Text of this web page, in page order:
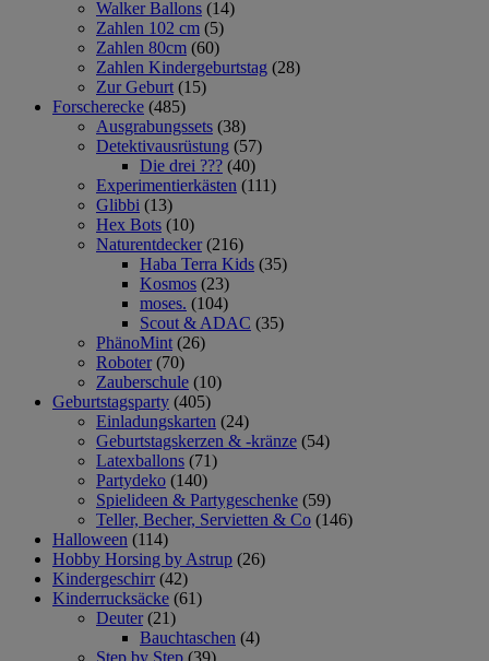
Walker Ballons (14)
Zahlen 102 cm (5)
Zahlen 80cm (60)
Zahlen Kindergeburtstag (28)
Zur Geburt (15)
Forscherecke (485)
Ausgrabungssets (38)
Detektivausrüstung (57)
Die drei ??? (40)
Experimentierkästen (111)
Glibbi (13)
Hex Bots (10)
Naturentdecker (216)
Haba Terra Kids (35)
Kosmos (23)
moses. (104)
Scout & ADAC (35)
PhänoMint (26)
Roboter (70)
Zauberschule (10)
Geburtstagsparty (405)
Einladungskarten (24)
Geburtstagskerzen & -kränze (54)
Latexballons (71)
Partydeko (140)
Spielideen & Partygeschenke (59)
Teller, Becher, Servietten & Co (146)
Halloween (114)
Hobby Horsing by Astrup (26)
Kindergeschirr (42)
Kinderrucksäcke (61)
Deuter (21)
Bauchtaschen (4)
Step by Step (39)